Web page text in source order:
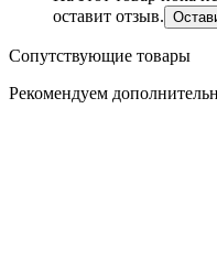
оставит отзыв.
Сопутствующие товары
Рекомендуем